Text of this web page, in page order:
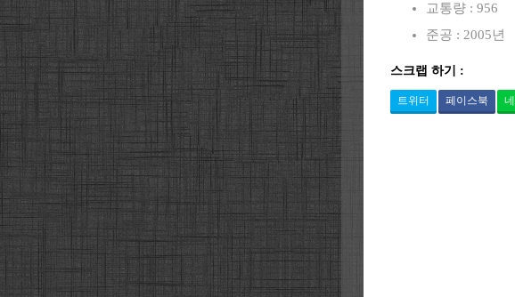
교통량 : 956
준공 : 2005년
스크랩 하기 :
트위터 페이스북